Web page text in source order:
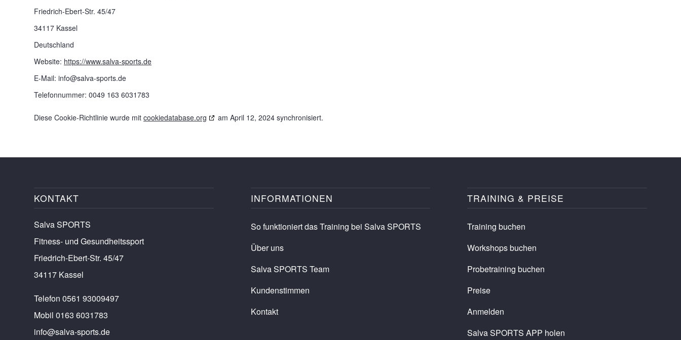
Friedrich-Ebert-Str. 45/47
34117 Kassel
Deutschland
Website: https://www.salva-sports.de
E-Mail: info@salva-sports.de
Telefonnummer: 0049 163 6031783
Diese Cookie-Richtlinie wurde mit cookiedatabase.org am April 12, 2024 synchronisiert.
KONTAKT
Salva SPORTS
Fitness- und Gesundheitssport
Friedrich-Ebert-Str. 45/47
34117 Kassel
Telefon 0561 93009497
Mobil 0163 6031783
info@salva-sports.de
INFORMATIONEN
So funktioniert das Training bei Salva SPORTS
Über uns
Salva SPORTS Team
Kundenstimmen
Kontakt
TRAINING & PREISE
Training buchen
Workshops buchen
Probetraining buchen
Preise
Anmelden
Salva SPORTS APP holen